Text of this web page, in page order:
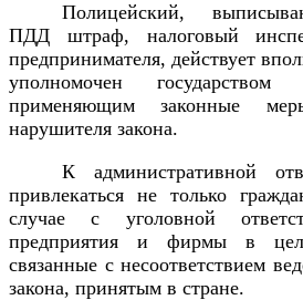
Полицейский,
ПДД штраф, налоговый
предпринимателя, действует
уполномочен
применяющим законные
нарушителя закона.
К административной
привлекаться не только
случае с уголовной
предприятия и фирмы в
связанные с несоответствием
закона, принятым в стране.